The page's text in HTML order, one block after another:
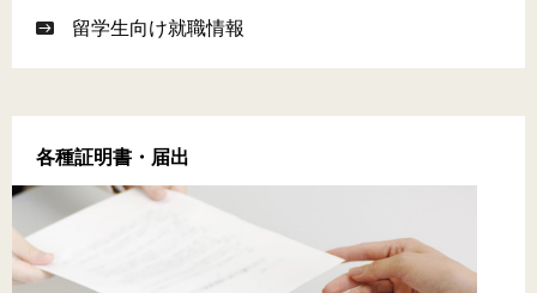
留学生向け就職情報
各種証明書・届出